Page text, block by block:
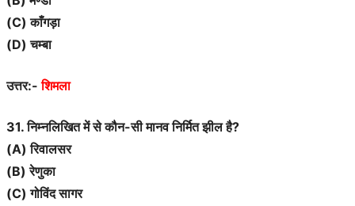
(C) काँगड़ा
(D) चम्बा
उत्तर:-शिमला
31. निम्नलिखित में से कौन-सी मानव निर्मित झील है?
(A) रिवालसर
(B) रेणुका
(C) गोविंद सागर